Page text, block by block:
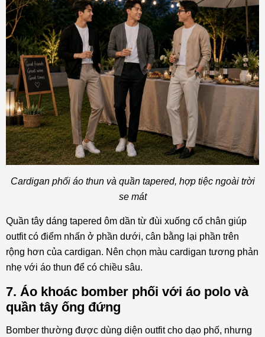
Cardigan phối áo thun và quần tapered, hợp tiệc ngoài trời
se mát
Quần tây dáng tapered ôm dần từ đùi xuống cổ chân giúp
outfit có điểm nhấn ở phần dưới, cân bằng lại phần trên
rộng hơn của cardigan. Nên chọn màu cardigan tương phản
nhẹ với áo thun để có chiều sâu.
7. Áo khoác bomber phối với áo polo và
quần tây ống đứng
Bomber thường được dùng diện outfit cho dạo phố, nhưng